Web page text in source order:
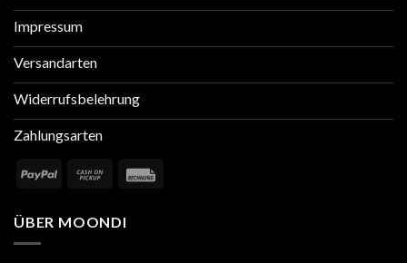
Impressum
Versandarten
Widerrufsbelehrung
Zahlungsarten
ÜBER MOONDI